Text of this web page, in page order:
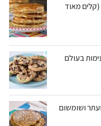
(קלים מאוד
בעולם
ושומשום